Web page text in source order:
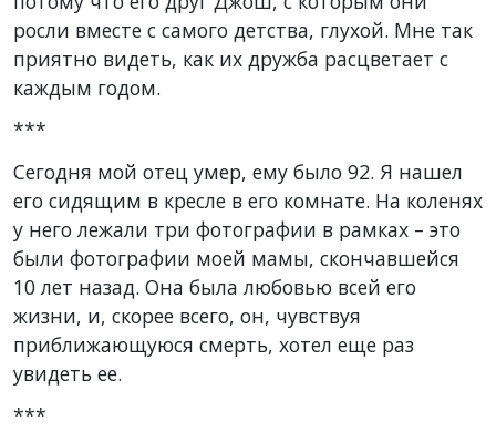
росли вместе с самого детства, глухой. Мне так
приятно видеть, как их дружба расцветает с
каждым годом.
***
Сегодня мой отец умер, ему было 92. Я нашел
его сидящим в кресле в его комнате. На коленях
у него лежали три фотографии в рамках – это
были фотографии моей мамы, скончавшейся
10 лет назад. Она была любовью всей его
жизни, и, скорее всего, он, чувствуя
приближающуюся смерть, хотел еще раз
увидеть ее.
***